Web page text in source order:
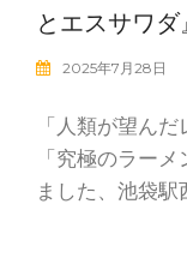
とエスサワダ
2025年7月28日
「人類が望ん
「究極のラー
ました、池袋